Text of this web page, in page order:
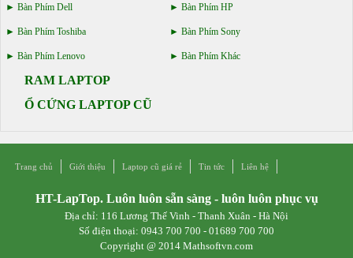
Bàn Phím Dell Bàn Phím HP
Bàn Phím Toshiba Bàn Phím Sony
Bàn Phím Lenovo Bàn Phím Khác
RAM LAPTOP
Ổ CỨNG LAPTOP CŨ
Trang chủ Giới thiệu Laptop cũ giá rẻ Tin tức Liên hệ
HT-LapTop. Luôn luôn sẵn sàng - luôn luôn phục vụ
Địa chỉ: 116 Lương Thế Vinh - Thanh Xuân - Hà Nội
Số điện thoại: 0943 700 700 - 01689 700 700
Copyright @ 2014 Mathsoftvn.com